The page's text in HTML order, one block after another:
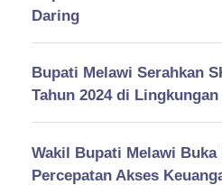
Daring
Bupati Melawi Serahkan
Tahun 2024 di
Wakil Bupati Melawi Buka
Percepatan Akses